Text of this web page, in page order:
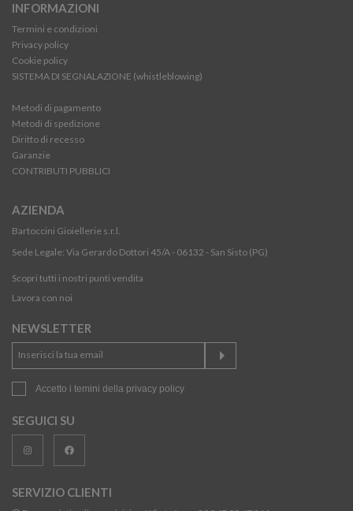
INFORMAZIONI
Termini e condizioni
Privacy policy
Cookie policy
SISTEMA DI SEGNALAZIONE (whistleblowing)
Metodi di pagamento
Metodi di spedizione
Diritto di recesso
Garanzie
CONTRIBUTI PUBBLICI
AZIENDA
Bartoccini Gioiellerie s.r.l.
Sede Legale: Via Gerardo Dottori 45/A - 06132 - San Sisto (PG)
Scopri tutti i nostri punti vendita
Lavora con noi
NEWSLETTER
Accetto i temini della privacy policy
SEGUICI SU
SERVIZIO CLIENTI